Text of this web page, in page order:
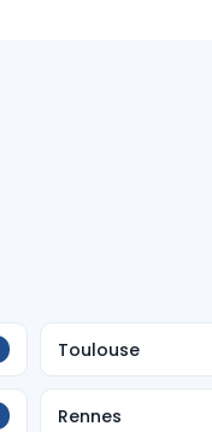
Toulouse
Rennes